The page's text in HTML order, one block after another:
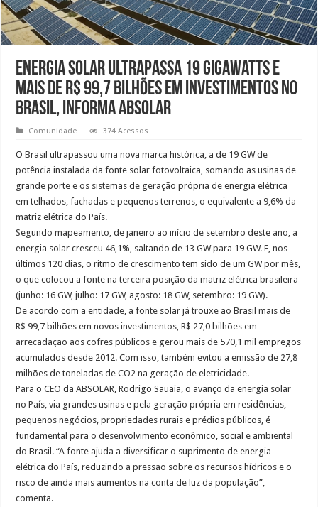
Energia solar ultrapassa 19 gigawatts e
mais de R$ 99,7 bilhões em investimentos no
Brasil, informa ABSOLAR
Comunidade 374 Acessos
O Brasil ultrapassou uma nova marca histórica, a de 19 GW de
potência instalada da fonte solar fotovoltaica, somando as usinas de
grande porte e os sistemas de geração própria de energia elétrica
em telhados, fachadas e pequenos terrenos, o equivalente a 9,6% da
matriz elétrica do País.
Segundo mapeamento, de janeiro ao início de setembro deste ano, a
energia solar cresceu 46,1%, saltando de 13 GW para 19 GW. E, nos
últimos 120 dias, o ritmo de crescimento tem sido de um GW por mês,
o que colocou a fonte na terceira posição da matriz elétrica brasileira
(junho: 16 GW, julho: 17 GW, agosto: 18 GW, setembro: 19 GW).
De acordo com a entidade, a fonte solar já trouxe ao Brasil mais de
R$ 99,7 bilhões em novos investimentos, R$ 27,0 bilhões em
arrecadação aos cofres públicos e gerou mais de 570,1 mil empregos
acumulados desde 2012. Com isso, também evitou a emissão de 27,8
milhões de toneladas de CO2 na geração de eletricidade.
Para o CEO da ABSOLAR, Rodrigo Sauaia, o avanço da energia solar
no País, via grandes usinas e pela geração própria em residências,
pequenos negócios, propriedades rurais e prédios públicos, é
fundamental para o desenvolvimento econômico, social e ambiental
do Brasil. “A fonte ajuda a diversificar o suprimento de energia
elétrica do País, reduzindo a pressão sobre os recursos hídricos e o
risco de ainda mais aumentos na conta de luz da população”,
comenta.